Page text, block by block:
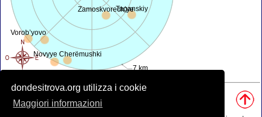
dondesitrova.org utilizza i cookie
Maggiori informazioni
7 km
Taganskiy
Novyye Cherëmushki
Zamoskvorech’ye
Vorob’yovo
• Mappa è offerta daopenstreetmap.org
• Posizione geografica dawww.geonames.org